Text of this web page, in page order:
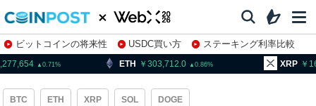
ビットコインの将来性 USDC買い方
ステーキング利率比較
株特集・関連銘柄
0.71 ETH 303,712.0 0.86 XRP
BTC ETH XRP SOL DOGE